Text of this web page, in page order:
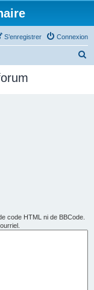
Connexion
S’enregistrer
code HTML ni de BBCode.